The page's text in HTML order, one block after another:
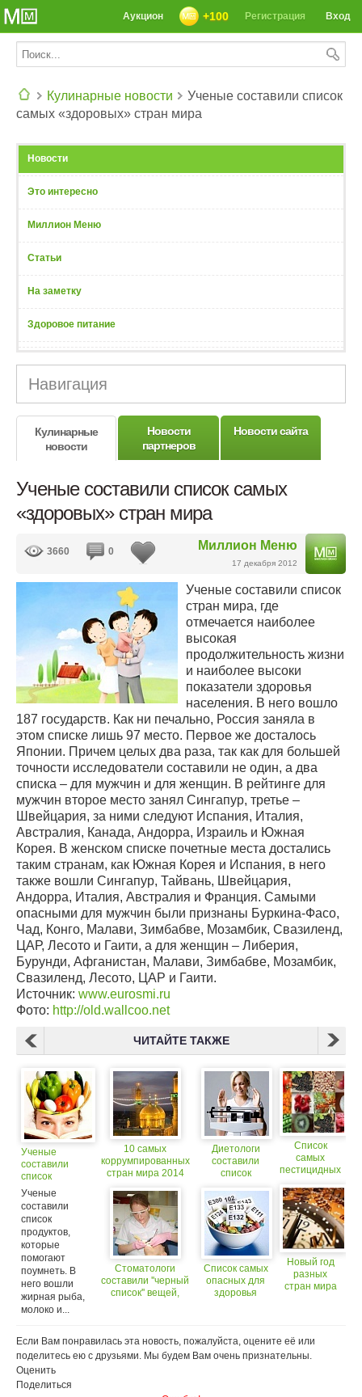
Вход
Регистрация
+100
Аукцион
Кулинарные новости
Ученые составили список
самых «здоровых» стран мира
Новости
Это интересно
Миллион Меню
Статьи
На заметку
Здоровое питание
Навигация
Кулинарные
новости
Новости
партнеров
Новости сайта
Ученые составили список самых
«здоровых» стран мира
Миллион Меню
17 декабря 2012
3660 0
Ученые составили список
стран мира, где
отмечается наиболее
высокая
продолжительность жизни
и наиболее высоки
показатели здоровья
населения. В него вошло
187 государств. Как ни печально, Россия заняла в
этом списке лишь 97 место. Первое же досталось
Японии. Причем целых два раза, так как для большей
точности исследователи составили не один, а два
списка – для мужчин и для женщин. В рейтинге для
мужчин второе место занял Сингапур, третье –
Швейцария, за ними следуют Испания, Италия,
Австралия, Канада, Андорра, Израиль и Южная
Корея. В женском списке почетные места достались
таким странам, как Южная Корея и Испания, в него
также вошли Сингапур, Тайвань, Швейцария,
Андорра, Италия, Австралия и Франция. Самыми
опасными для мужчин были признаны Буркина-Фасо,
Чад, Конго, Малави, Зимбабве, Мозамбик, Свазиленд,
ЦАР, Лесото и Гаити, а для женщин – Либерия,
Бурунди, Афганистан, Малави, Зимбабве, Мозамбик,
Свазиленд, Лесото, ЦАР и Гаити.
Источник: www.eurosmi.ru
Фото: http://old.wallcoo.net
ЧИТАЙТЕ ТАКЖЕ
Ученые
составили
список
продуктов,
помогают
поумнеть
Ученые
составили
список
продуктов,
которые
помогают
поумнеть. В
него вошли
жирная рыба,
молоко и...
10 самых
коррумпированных
стран мира 2014
Стоматологи
составили ''черный
список'' вещей,
Диетологи
составили
список
которые
помогают
сохранить
фигуру
Список самых
опасных для
здоровья
Список
самых
пестицидных
фруктов
Новый год
разных
стран мира
Если Вам понравилась эта новость, пожалуйста, оцените её или
поделитесь ею с друзьями. Мы будем Вам очень признательны.
Оценить
Поделиться